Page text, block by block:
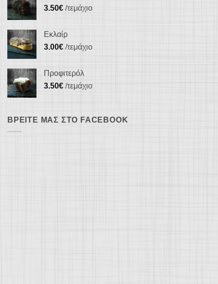
3.50€ /τεμάχιο
Εκλαίρ
3.00€ /τεμάχιο
Προφιτερόλ
3.50€ /τεμάχιο
ΒΡΕΊΤΕ ΜΑΣ ΣΤΟ FACEBOOK